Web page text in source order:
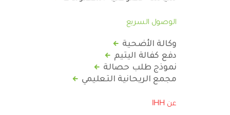
الوصول السريع
وكالة الأضحية
دفع كفالة اليتيم
نموذج طلب حصالة
مجمع الريحانية التعليمي
عن IHH